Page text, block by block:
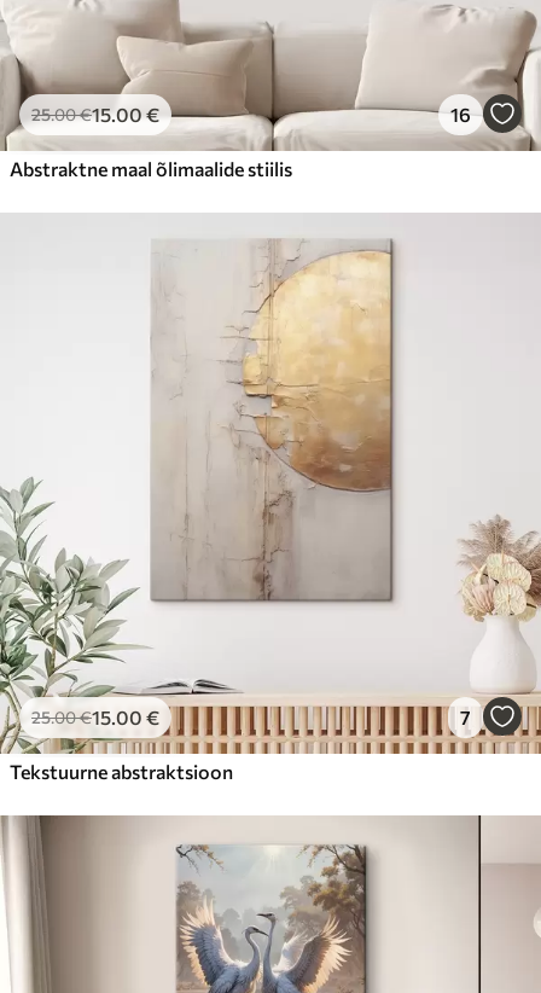
25.00€15.00€ 16
Abstraktne maal õlimaalide stiilis
25.00€15.00 € 7
Tekstuurne abstraktsioon